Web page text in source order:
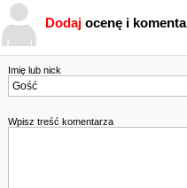
Dodaj ocenę i
Imię lub nick
Wpisz treść komentarza